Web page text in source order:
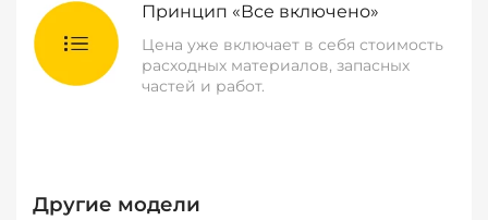
Принцип «Все включено»
Цена уже включает в себя стоимость
расходных материалов, запасных
частей и работ.
Другие модели